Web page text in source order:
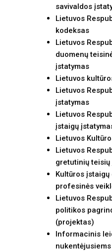
savivaldos
Lietuvos
kodeksas
Lietuvos
duomenų
įstatymas
Lietuvos
Lietuvos
įstatymas
Lietuvos
įstaigų
Lietuvos
Lietuvos
gretutinių teisių
Kultūros
profesinės
Lietuvos
politikos
(projektas)
Informacinis